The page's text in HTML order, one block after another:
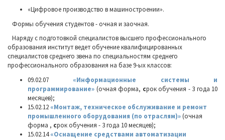
«Цифровое производство в машиностроении».
Формы обучения студентов - очная и заочная.
Наряду с подготовкой специалистов высшего профессионального
образования институт ведет обучение квалифицированных
специалистов среднего звена по специальностям среднего
профессионального образования на базе 9-ых классов:
09.02.07
«Информационные системы и
программирование» (очная форма, срок обучения - 3 года 10
месяцев);
15.02.12 «Монтаж, техническое обслуживание и ремонт
промышленного оборудования (по отраслям)»(очная
форма , срок обучения - 3 года 10 месяцев);
15.02.14 «Оснащение средствами автоматизации